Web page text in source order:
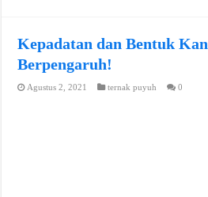
Kepadatan dan Bentuk
Berpengaruh!
Agustus 2, 2021 ternak puyuh 0